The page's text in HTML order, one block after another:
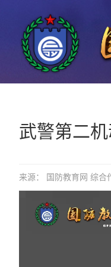
武警第二
来源： 国防教育网 综合